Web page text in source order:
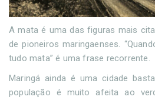
A mata é uma das figuras mais
de pioneiros maringaenses.
tudo mata” é uma frase recorrente.
Maringá ainda é uma cidade
população é muito afeita ao